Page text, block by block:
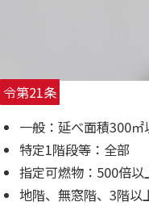
令第21条
一般：延べ面積300㎡
特定1階段等：全部
指定可燃物：500倍以
地階、無窓階、3階以